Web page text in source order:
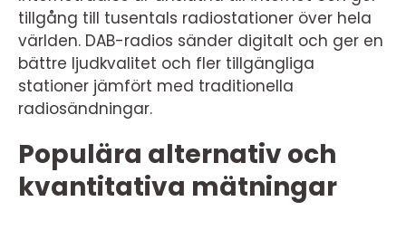
tillgång till tusentals radiostationer över hela
världen. DAB-radios sänder digitalt och ger en
bättre ljudkvalitet och fler tillgängliga
stationer jämfört med traditionella
radiosändningar.
Populära alternativ och
kvantitativa mätningar